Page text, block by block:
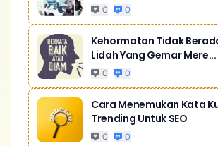
0 0
Kehormatan Tidak
Lidah Yang Gemar Mere...
0 0
Cara Menemukan Kata
Trending Untuk SEO
0 0